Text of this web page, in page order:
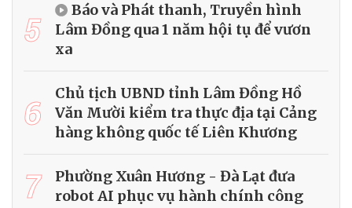
5
Báo và Phát thanh, Truyền hình
Lâm Đồng qua 1 năm hội tụ để vươn
xa
6
Chủ tịch UBND tỉnh Lâm Đồng Hồ
Văn Mười kiểm tra thực địa tại Cảng
hàng không quốc tế Liên Khương
7
Phường Xuân Hương - Đà Lạt đưa
robot AI phục vụ hành chính công